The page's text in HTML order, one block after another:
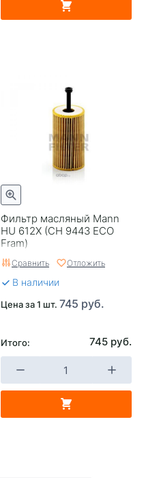
Фильтр масляный Mann
HU 612X (CH 9443 ECO
Fram)
Сравнить Отложить
В наличии
Цена за 1 шт. 745 руб.
Итого: 745 руб.